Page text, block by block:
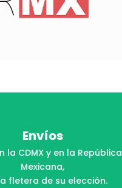
Envíos
la CDMX y en la República
Mexicana,
fletera de su elección.